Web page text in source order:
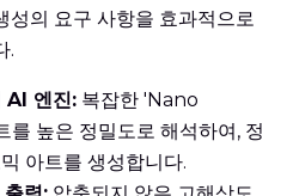
성의 요구 사항을 효과적으로
.
AI 엔진: 복잡한 'Nano
높은 정밀도로 해석하여, 정
아트를 생성합니다.